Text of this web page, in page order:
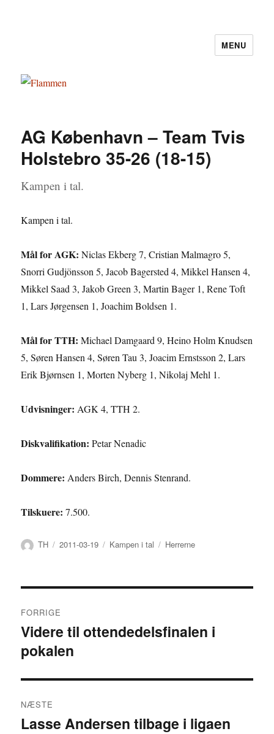
MENU
AG København – Team Tvis
Holstebro 35-26 (18-15)
Kampen i tal.
Kampen i tal.
Mål for AGK: Niclas Ekberg 7, Cristian Malmagro 5,
Snorri Gudjönsson 5, Jacob Bagersted 4, Mikkel Hansen 4,
Mikkel Saad 3, Jakob Green 3, Martin Bager 1, Rene Toft
1, Lars Jørgensen 1, Joachim Boldsen 1.
Mål for TTH: Michael Damgaard 9, Heino Holm Knudsen
5, Søren Hansen 4, Søren Tau 3, Joacim Ernstsson 2, Lars
Erik Bjørnsen 1, Morten Nyberg 1, Nikolaj Mehl 1.
Udvisninger: AGK 4, TTH 2.
Diskvalifikation: Petar Nenadic
Dommere: Anders Birch, Dennis Stenrand.
Tilskuere: 7.500.
Forfatter
TH Udgivet
2011-03-19 Kategorier
Kampen i tal Tags
Herrerne
FORRIGE
Forrige
indlæg:
Videre til ottendedelsfinalen i
pokalen
NÆSTE
Næste
Lasse Andersen tilbage i ligaen